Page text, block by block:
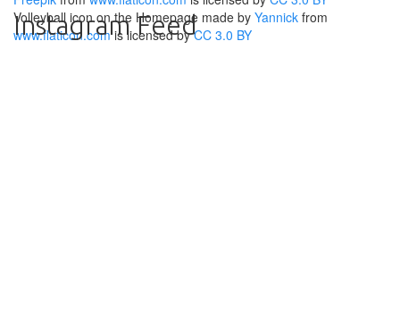
Volleyball icon on the Homepage made by Yannick from
www.flaticon.comis licensed byCC 3.0 BY
Instagram Feed